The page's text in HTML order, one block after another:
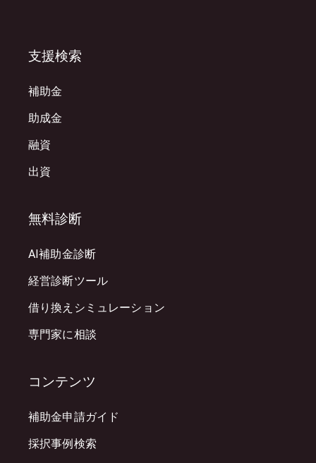
支援検索
補助金
助成金
融資
出資
無料診断
AI補助金診断
経営診断ツール
借り換えシミュレーション
専門家に相談
コンテンツ
補助金申請ガイド
採択事例検索